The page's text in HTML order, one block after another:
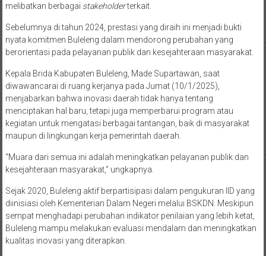
melibatkan berbagai stakeholderterkait.
Sebelumnya di tahun 2024, prestasi yang diraih ini menjadi bukti
nyata komitmen Buleleng dalam mendorong perubahan yang
berorientasi pada pelayanan publik dan kesejahteraan masyarakat.
Kepala Brida Kabupaten Buleleng, Made Supartawan, saat
diwawancarai di ruang kerjanya pada Jumat (10/1/2025),
menjabarkan bahwa inovasi daerah tidak hanya tentang
menciptakan hal baru, tetapi juga memperbarui program atau
kegiatan untuk mengatasi berbagai tantangan, baik di masyarakat
maupun di lingkungan kerja pemerintah daerah.
“Muara dari semua ini adalah meningkatkan pelayanan publik dan
kesejahteraan masyarakat,” ungkapnya.
Sejak 2020, Buleleng aktif berpartisipasi dalam pengukuran IID yang
diinisiasi oleh Kementerian Dalam Negeri melalui BSKDN. Meskipun
sempat menghadapi perubahan indikator penilaian yang lebih ketat,
Buleleng mampu melakukan evaluasi mendalam dan meningkatkan
kualitas inovasi yang diterapkan.